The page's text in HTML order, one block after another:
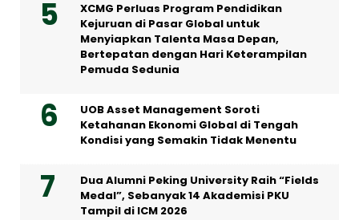
XCMG Perluas Program Pendidikan
Kejuruan di Pasar Global untuk
Menyiapkan Talenta Masa Depan,
Bertepatan dengan Hari Keterampilan
Pemuda Sedunia
UOB Asset Management Soroti
Ketahanan Ekonomi Global di Tengah
Kondisi yang Semakin Tidak Menentu
Dua Alumni Peking University Raih “Fields
Medal”, Sebanyak 14 Akademisi PKU
Tampil di ICM 2026